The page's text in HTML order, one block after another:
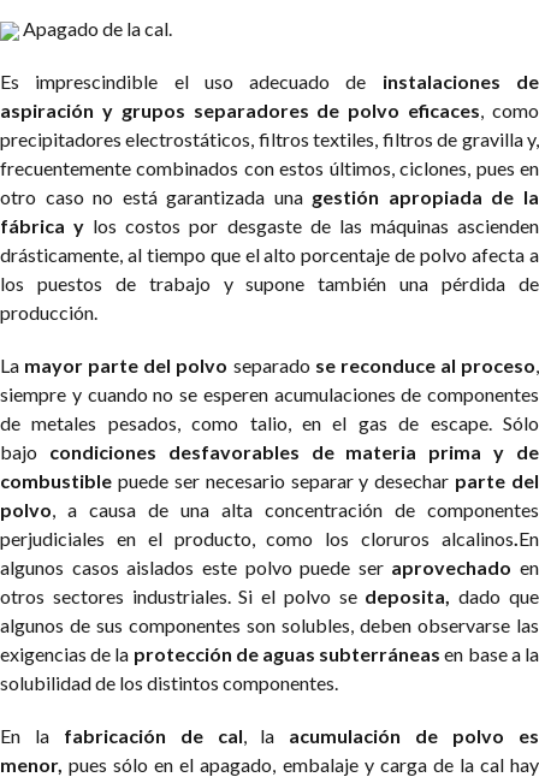
Apagado de la cal.
Es imprescindible el uso adecuado de instalaciones de
aspiración y grupos separadores de polvo eficaces, como
precipitadores electrostáticos, filtros textiles, filtros de gravilla y,
frecuentemente combinados con estos últimos, ciclones, pues en
otro caso no está garantizada una gestión apropiada de la
fábrica y los costos por desgaste de las máquinas ascienden
drásticamente, al tiempo que el alto porcentaje de polvo afecta a
los puestos de trabajo y supone también una pérdida de
producción.
La mayor parte del polvo separado se reconduce al proceso,
siempre y cuando no se esperen acumulaciones de componentes
de metales pesados, como talio, en el gas de escape. Sólo
bajo condiciones desfavorables de materia prima y de
combustible puede ser necesario separar y desechar parte del
polvo, a causa de una alta concentración de componentes
perjudiciales en el producto, como los cloruros alcalinos.En
algunos casos aislados este polvo puede ser aprovechado en
otros sectores industriales. Si el polvo se deposita, dado que
algunos de sus componentes son solubles, deben observarse las
exigencias de la protección de aguas subterráneas en base a la
solubilidad de los distintos componentes.
En la fabricación de cal, la acumulación de polvo es
menor, pues sólo en el apagado, embalaje y carga de la cal hay